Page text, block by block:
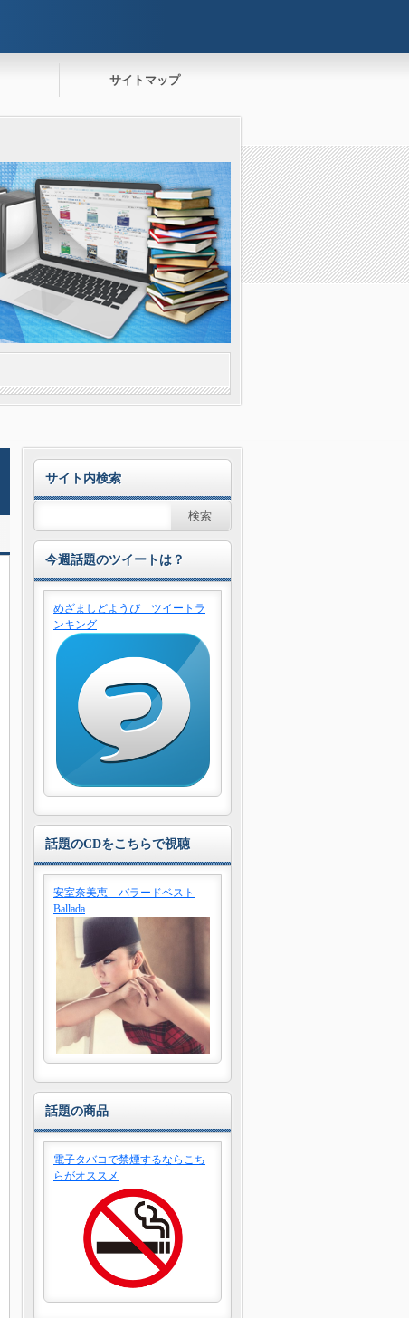
サイトマップ
サイト内検索
今週話題のツイートは？
めざましどようび ツイートラ
ンキング
話題のCDをこちらで視聴
安室奈美恵 バラードベスト
Ballada
話題の商品
電子タバコで禁煙するならこち
らがオススメ